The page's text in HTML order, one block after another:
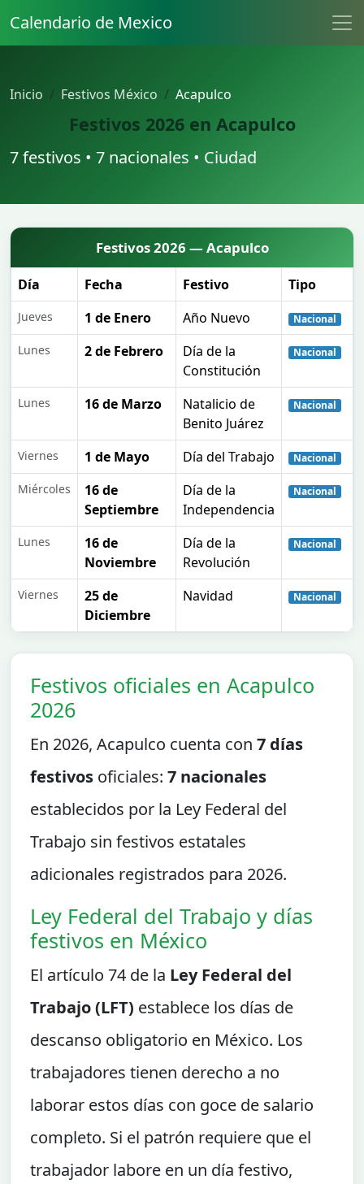
Calendario de Mexico
Inicio Festivos México Acapulco
Festivos 2026 en Acapulco
7 festivos • 7 nacionales • Ciudad
Festivos 2026 — Acapulco
Día Fecha Festivo Tipo
Jueves 1 de Enero Año Nuevo Nacional
Lunes 2 de Febrero
Día de la
Constitución
Nacional
Lunes 16 de Marzo
Natalicio de
Benito Juárez
Nacional
Viernes 1 de Mayo Día del Trabajo Nacional
Miércoles
16 de
Septiembre
Día de la
Independencia
Nacional
Lunes
16 de
Noviembre
Día de la
Revolución
Nacional
Viernes
25 de
Diciembre
Navidad Nacional
Festivos oficiales en Acapulco
2026
En 2026, Acapulco cuenta con 7 días
festivos oficiales: 7 nacionales
establecidos por la Ley Federal del
Trabajo sin festivos estatales
adicionales registrados para 2026.
Ley Federal del Trabajo y días
festivos en México
El artículo 74 de la Ley Federal del
Trabajo (LFT) establece los días de
descanso obligatorio en México. Los
trabajadores tienen derecho a no
laborar estos días con goce de salario
completo. Si el patrón requiere que el
trabajador labore en un día festivo,